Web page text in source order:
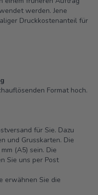
werden. Jene
Druckkostenanteil für
Format hoch.
für Sie. Dazu
und Grusskarten. Die
(A5) sein. Die
Sie uns per Post
erwähnen Sie die